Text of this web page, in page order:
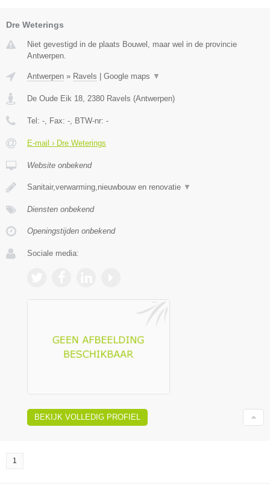
Dre Weterings
Niet gevestigd in de plaats Bouwel, maar wel in de provincie
Antwerpen.
Antwerpen » Ravels | Google maps ▼
De Oude Eik 18 2380 Ravels (Antwerpen)
Tel: - , Fax: - , BTW-nr: -
E-mail › Dre Weterings
Website onbekend
Sanitair,verwarming,nieuwbouw en renovatie ▼
Diensten onbekend
Openingstijden onbekend
Sociale media:
BEKIJK VOLLEDIG PROFIEL
1